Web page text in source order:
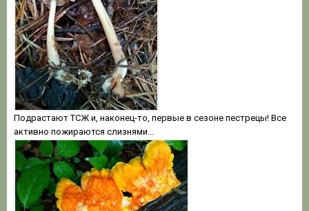
Подрастают ТСЖ и, наконец-то, первые в сезоне пестрецы! Все
активно пожираются слизнями...